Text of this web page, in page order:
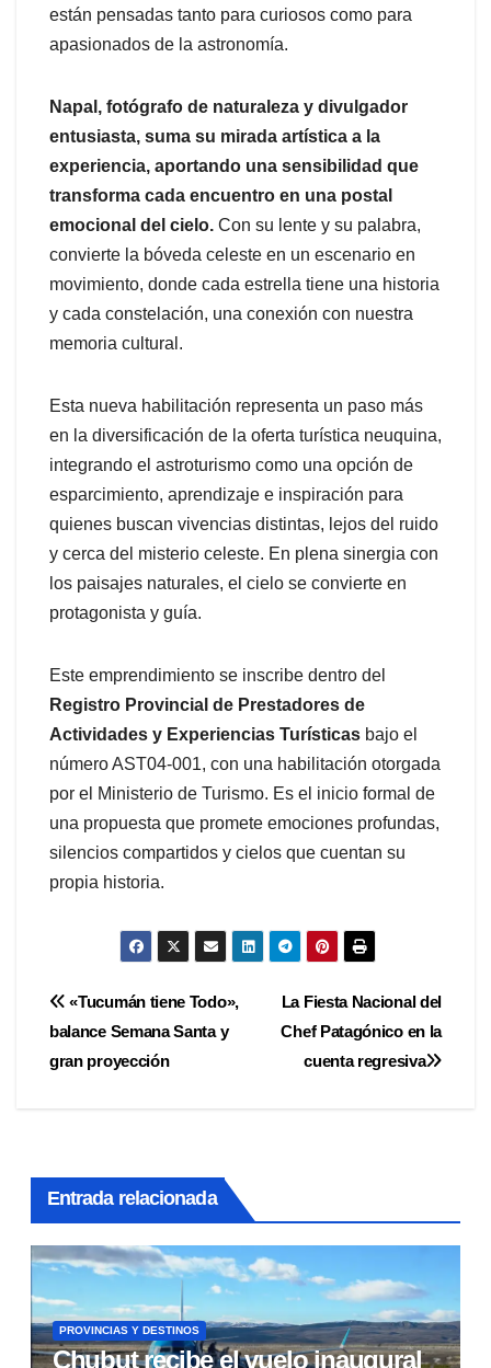
están pensadas tanto para curiosos como para
apasionados de la astronomía.
Napal, fotógrafo de naturaleza y divulgador
entusiasta, suma su mirada artística a la
experiencia, aportando una sensibilidad que
transforma cada encuentro en una postal
emocional del cielo. Con su lente y su palabra,
convierte la bóveda celeste en un escenario en
movimiento, donde cada estrella tiene una historia
y cada constelación, una conexión con nuestra
memoria cultural.
Esta nueva habilitación representa un paso más
en la diversificación de la oferta turística neuquina,
integrando el astroturismo como una opción de
esparcimiento, aprendizaje e inspiración para
quienes buscan vivencias distintas, lejos del ruido
y cerca del misterio celeste. En plena sinergia con
los paisajes naturales, el cielo se convierte en
protagonista y guía.
Este emprendimiento se inscribe dentro del
Registro Provincial de Prestadores de
Actividades y Experiencias Turísticas bajo el
número AST04-001, con una habilitación otorgada
por el Ministerio de Turismo. Es el inicio formal de
una propuesta que promete emociones profundas,
silencios compartidos y cielos que cuentan su
propia historia.
Navegación
de
La Fiesta Nacional del
Chef Patagónico en la
cuenta regresiva
«Tucumán tiene Todo»,
balance Semana Santa y
gran proyección
Entrada relacionada
PROVINCIAS Y DESTINOS
Chubut recibe el vuelo inaugural